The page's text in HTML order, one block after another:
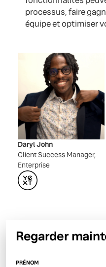
processus, faire
équipe et optimiser
Daryl John
Client Success Manager,
Enterprise
Regarder
PRÉNOM